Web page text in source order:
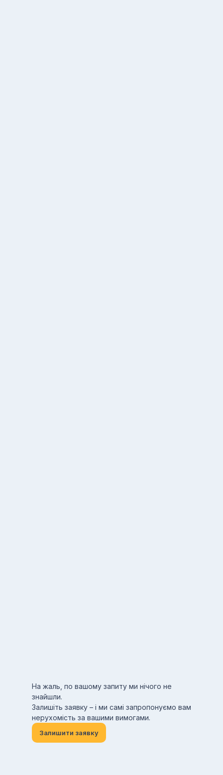
На жаль, по вашому запиту ми нічого не
знайшли.
Залишіть заявку – і ми самі запропонуємо вам
нерухомість за вашими вимогами.
Залишити заявку